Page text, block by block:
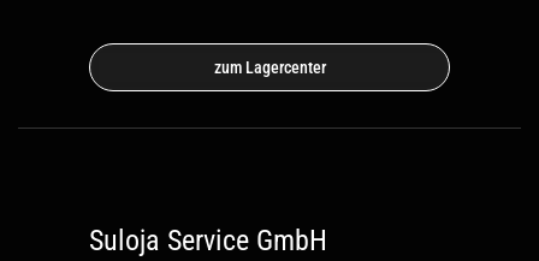
zum Lagercenter
Suloja Service GmbH